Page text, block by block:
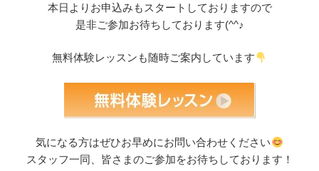
本日よりお申込みもスタートしておりますので
是非ご参加お待ちしております(^^♪
無料体験レッスンも随時ご案内しています
気になる方はぜひお早めにお問い合わせください
スタッフ一同、皆さまのご参加をお待ちしております！